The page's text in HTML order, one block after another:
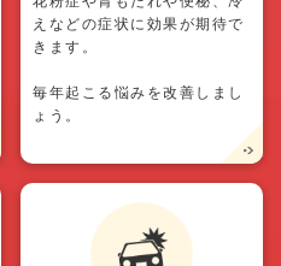
えなどの症状に効果が期待で
きます。
毎年起こる悩みを改善しまし
ょう。